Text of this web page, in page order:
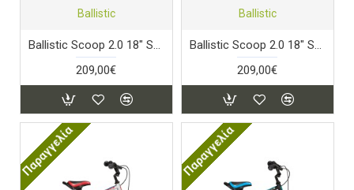
Ballistic
Ballistic Scoop 2.0 18" Starlight Silver
209,00€
Ballistic
Ballistic Scoop 2.0 18" Stellar Pink
209,00€
Παραγγελία Παραγγελία